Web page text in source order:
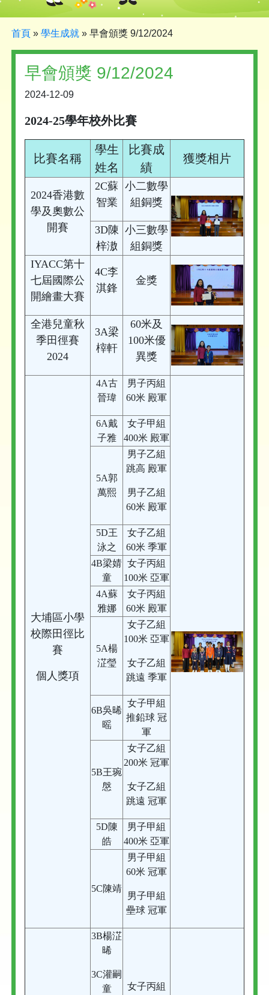
首頁 » 學生成就 » 早會頒獎 9/12/2024
早會頒獎 9/12/2024
2024-12-09
2024-25學年校外比賽
比賽名稱
學生
姓名
比賽成
績
獲獎相片
2024香港數
學及奧數公
開賽
2C蘇
智業
小二數學
組銅獎
3D陳
梓滶
小三數學
組銅獎
IYACC第十
七屆國際公
開繪畫大賽
4C李
淇鋒
金獎
全港兒童秋
季田徑賽
2024
3A梁
榟軒
60米及
100米優
異獎
大埔區小學
校際田徑比
賽
個人獎項
4A古
晉瑋
男子丙組
60米 殿軍
6A戴
子雅
女子甲組
400米 殿軍
5A郭
萬熙
男子乙組
跳高 殿軍
男子乙組
60米 殿軍
5D王
泳之
女子乙組
60米 季軍
4B梁婧
童
女子丙組
100米 亞軍
4A蘇
雅娜
女子丙組
60米 殿軍
5A楊
淽瑩
女子乙組
100米 亞軍
女子乙組
跳遠 季軍
6B吳晞
暚
女子甲組
推鉛球 冠
軍
5B王琬
慇
女子乙組
200米 冠軍
女子乙組
跳遠 冠軍
5D陳
皓
男子甲組
400米 亞軍
5C陳靖
男子甲組
60米 冠軍
男子甲組
壘球 冠軍
3B楊淽
晞
3C灌嗣
童
女子丙組